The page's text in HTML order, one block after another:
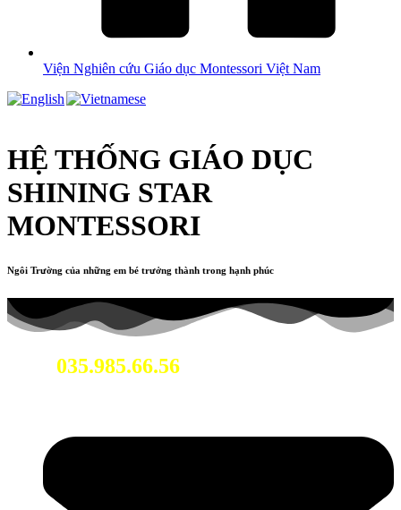
Viện Nghiên cứu Giáo dục Montessori Việt Nam
HỆ THỐNG GIÁO DỤC
SHINING STAR
MONTESSORI
Ngôi Trường của những em bé trưởng thành trong hạnh phúc
035.985.66.56